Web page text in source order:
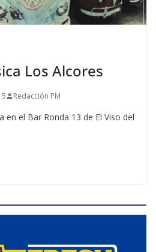
Los Alcores
Redacción PM
en el Bar Ronda 13 de El Viso del